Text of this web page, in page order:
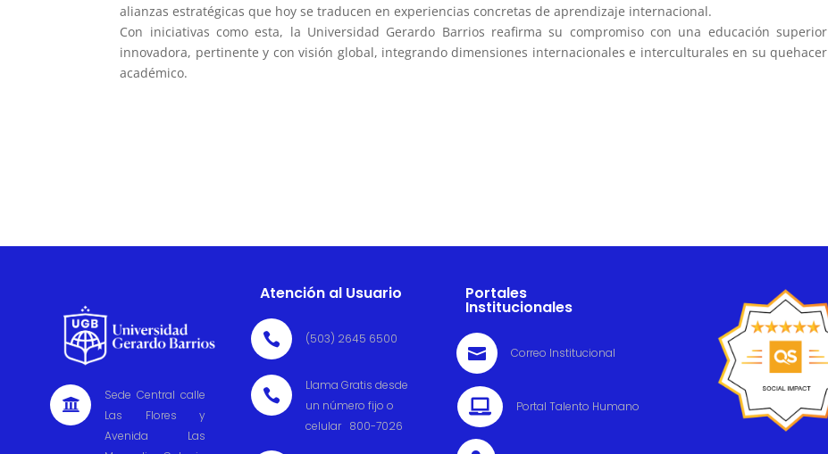
alianzas estratégicas que hoy se traducen en experiencias concretas de aprendizaje internacional.
Con iniciativas como esta, la Universidad Gerardo Barrios reafirma su compromiso con una educación superior
innovadora, pertinente y con visión global, integrando dimensiones internacionales e interculturales en su quehacer
académico.

Sede Central calle
Las Flores y
Avenida Las
Atención al Usuario
 (503) 2645 6500

Llama Gratis desde
un número fijo o
celular 800-7026
Portales
Institucionales
 Correo Institucional
 Portal Talento Humano